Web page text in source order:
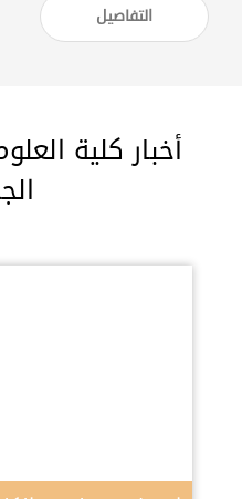
التفاصيل
أخبار كلية